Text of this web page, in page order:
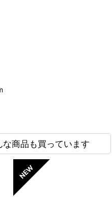
商品も買っています